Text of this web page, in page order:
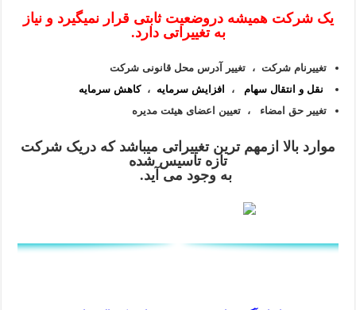
یک شرکت همیشه دروضعیت ثابتی قرار نمیگیرد و نیاز
به تغییراتی دارد.
تغییرنام شرکت ،تغییر آدرس محل قانونی شرکت
نقل و انتقال سهام ، افزایش سرمایه ،کاهش سرمایه
تغییر حق امضاء ، تعیین اعضای هیئت مدیره
موارد بالا ازمهم ترین تغییراتی میباشد که دریک شرکت
تازه تاسیس شده
به وجود می آید.